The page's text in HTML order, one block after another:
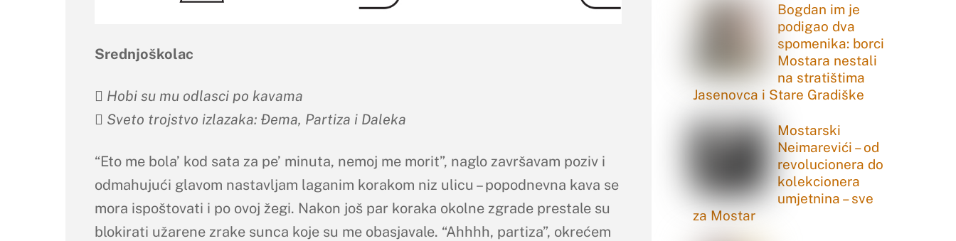
Srednjoškolac
 Hobi su mu odlasci po kavama
 Sveto trojstvo izlazaka: Đema, Partiza i Daleka
“Eto me bola’ kod sata za pe’ minuta, nemoj me morit”, naglo završavam poziv i
odmahujući glavom nastavljam laganim korakom niz ulicu – popodnevna kava se
mora ispoštovati i po ovoj žegi. Nakon još par koraka okolne zgrade prestale su
blokirati užarene zrake sunca koje su me obasjavale. “Ahhhh, partiza”, okrećem
Bogdan im je
podigao dva
spomenika: borci
Mostara nestali
na stratištima
Jasenovca i Stare Gradiške
Mostarski
Neimarevići – od
revolucionera do
kolekcionera
umjetnina – sve
za Mostar